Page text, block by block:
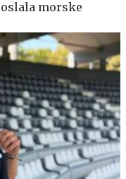
morske